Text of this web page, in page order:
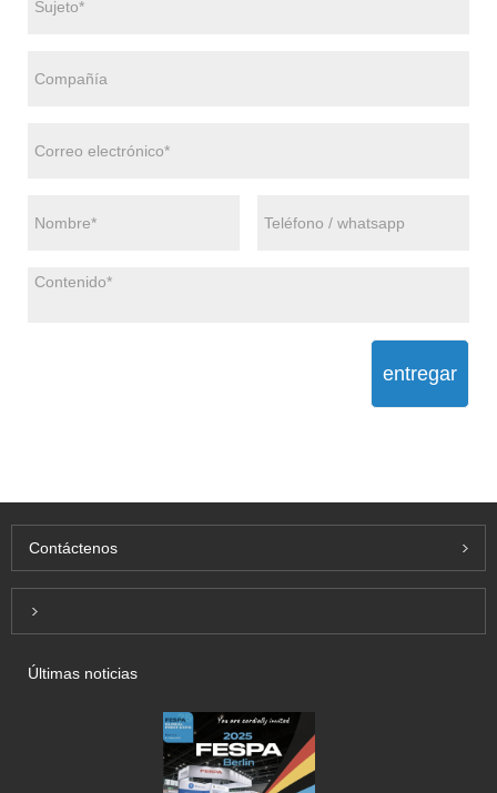
entregar
Contáctenos
Inquiry For Pricelist
Últimas noticias